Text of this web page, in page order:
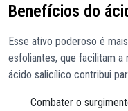
Benefícios do
Esse ativo poderoso é
esfoliantes, que facilitam a
ácido salicílico contribui
Combater o